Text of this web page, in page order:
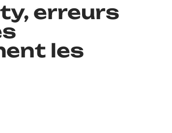
erreurs
les